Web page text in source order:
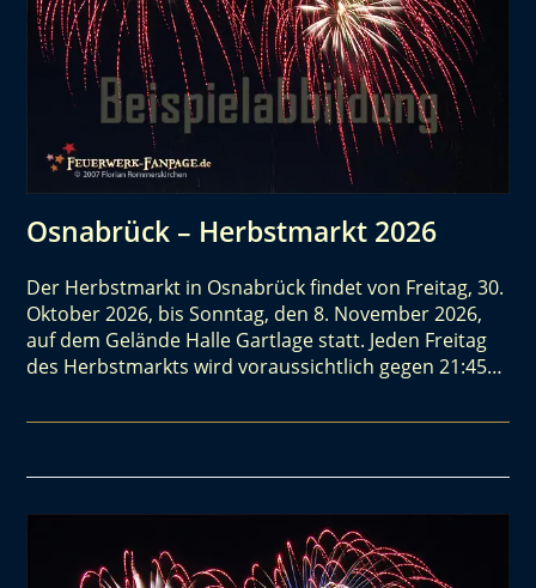
Osnabrück – Herbstmarkt 2026
Der Herbstmarkt in Osnabrück findet von Freitag, 30.
Oktober 2026, bis Sonntag, den 8. November 2026,
auf dem Gelände Halle Gartlage statt. Jeden Freitag
des Herbstmarkts wird voraussichtlich gegen 21:45…